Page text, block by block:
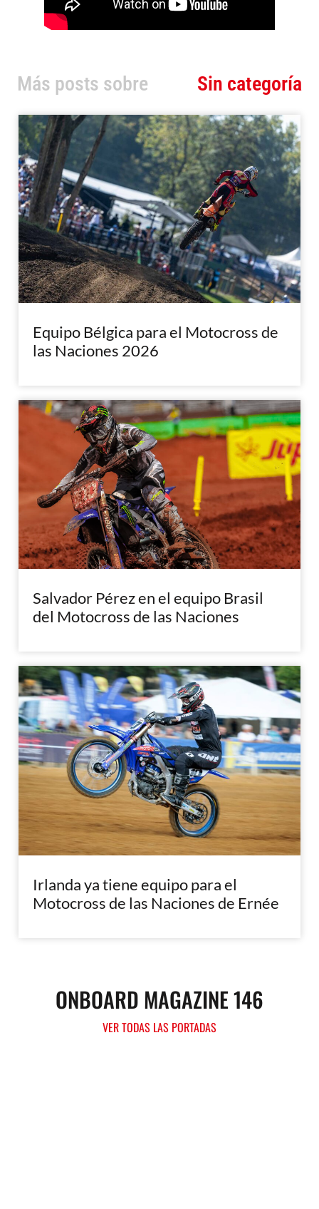
Más posts sobre Sin categoría
Equipo Bélgica para el Motocross de
las Naciones 2026
Salvador Pérez en el equipo Brasil
del Motocross de las Naciones
Irlanda ya tiene equipo para el
Motocross de las Naciones de Ernée
ONBOARD MAGAZINE 146
VER TODAS LAS PORTADAS